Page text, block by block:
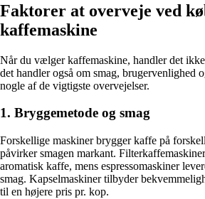
Faktorer at overveje ved
kaffemaskine
Når du vælger kaffemaskine, handler det
det handler også om smag, brugervenlighed
nogle af de vigtigste overvejelser.
1. Bryggemetode og smag
Forskellige maskiner brygger kaffe på
påvirker smagen markant.
aromatisk kaffe, mens espressomaskiner
smag. Kapselmaskiner tilbyder
til en højere pris pr. kop.